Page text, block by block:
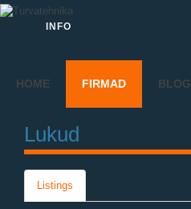
INFO
HOME FIRMAD BLOG
Lukud
Listings